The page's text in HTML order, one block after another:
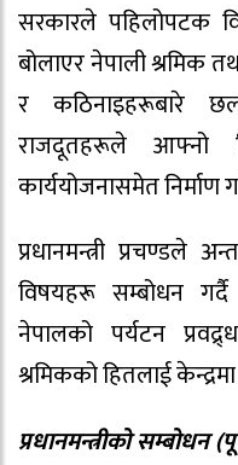
सरकारले पहिलोपटक
बोलाएर नेपाली श्रमिक
र कठिनाइहरूबारे
राजदूतहरूले आफ्नो
कार्ययोजनासमेत निर्माण
प्रधानमन्त्री प्रचण्डले
विषयहरू सम्बोधन गर्दै
नेपालको पर्यटन
श्रमिकको हितलाई
प्रधानमन्त्रीको सम्बोधन